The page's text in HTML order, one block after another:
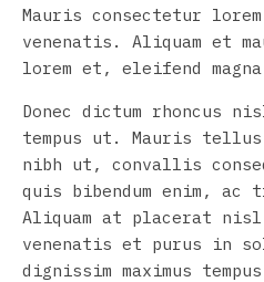
Mauris consectetur
venenatis. Aliquam et
lorem et, eleifend
Donec dictum rhoncus
tempus ut. Mauris
nibh ut, convallis
quis bibendum enim,
Aliquam at placerat
venenatis et purus in
dignissim maximus